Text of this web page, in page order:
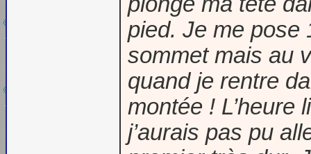
pied. Je me pose
sommet mais au
quand je rentre
montée ! L’heure
j’aurais pas pu